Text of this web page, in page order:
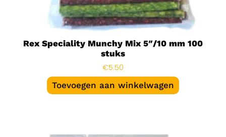
Rex Speciality Munchy Mix 5″/10 mm 100
stuks
€5.50
Toevoegen aan winkelwagen